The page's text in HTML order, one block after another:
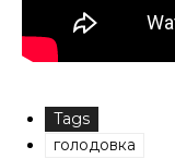
Tags
голодовка